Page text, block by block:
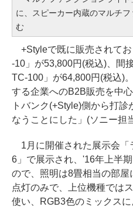
に、スピーカー内蔵のマルチ
む
+Styleで既に販売されて
-10」が53,800円(税込)、間
TC-100」が64,800円(税込)
する企業へのB2B販売を中
トバンク(+Style)側から打
なうことにした」(ソニー担
1月に開催された展示会「
6」で展示され、'16年上半
ので、照明は8畳相当の部
点灯のみで、上位機種では
使い、RGB3色のミックス